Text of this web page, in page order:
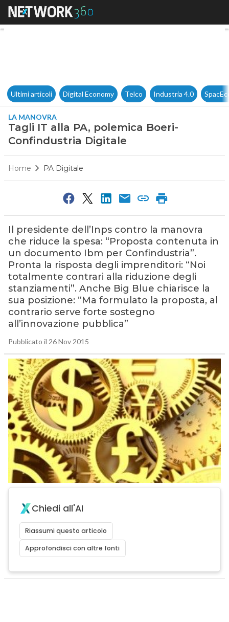
Tagli IT alla PA, polemica
Ultimi articoli Digital Economy Telco Industria 4.0
LA MANOVRA
Tagli IT alla PA, polemica Boeri-
Confindustria Digitale
Home PA Digitale
Il presidente dell’Inps contro la manovra
che riduce la spesa: “Proposta contenuta in
un documento Ibm per Confindustria”.
Pronta la risposta degli imprenditori: “Noi
totalmente contrari alla riduzione degli
stanziamenti”. Anche Big Blue chiarisce la
sua posizione: “Ma formulato la proposta, al
contrario serve forte sostegno
all’innovazione pubblica”
Pubblicato il 26 Nov 2015
Chiedi all'AI
Riassumi questo articolo
Approfondisci con altre fonti